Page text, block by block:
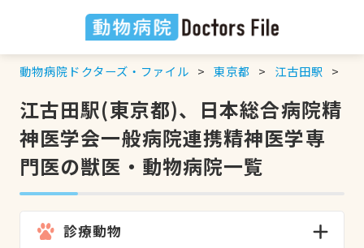
動物病院ドクターズ・ファイル 東京都 江古田駅
江古田駅(東京都)、日本総合病院精
神医学会一般病院連携精神医学専
門医の獣医・動物病院一覧
診療動物